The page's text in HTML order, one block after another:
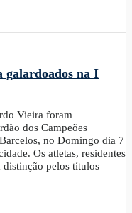
galardoados na I
Vieira foram
dos Campeões
no Domingo dia 7
Os atletas, residentes
distinção pelos títulos